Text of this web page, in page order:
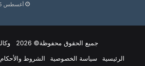
أغسطس 5, 2026
جميع الحقوق محفوظة© 2026 وكالة التواصل
الرئيسية
سياسة الخصوصية الشروط والأحكام